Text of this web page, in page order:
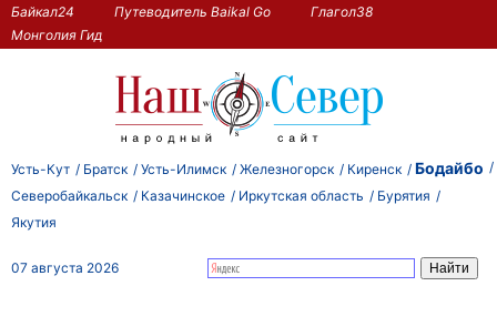
Байкал24 Путеводитель Baikal Go
Глагол38
Монголия Гид
Усть-Кут Братск Усть-Илимск Железногорск Киренск Бодайбо
Северобайкальск Казачинское Иркутская область
Бурятия
Якутия
07 августа 2026